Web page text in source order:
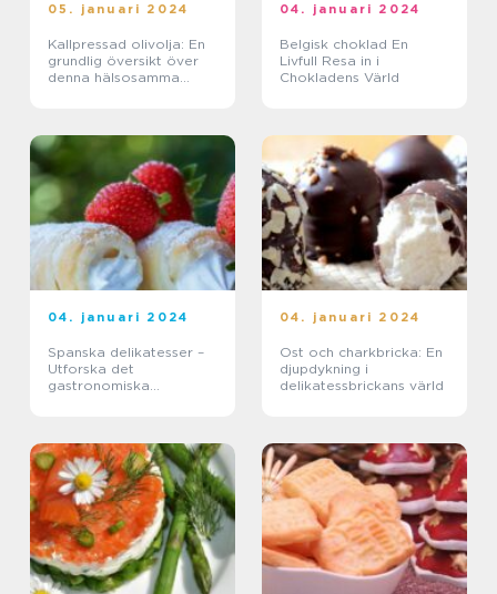
05. januari 2024
Kallpressad olivolja: En
grundlig översikt över
denna hälsosamma
04. januari 2024
Belgisk choklad En
Livfull Resa in i
Chokladens Värld
04. januari 2024
Spanska delikatesser –
Utforska det
gastronomiska
04. januari 2024
Ost och charkbricka: En
djupdykning i
delikatessbrickans värld